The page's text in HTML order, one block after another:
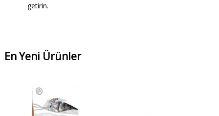
getirin.
En Yeni Ürünler